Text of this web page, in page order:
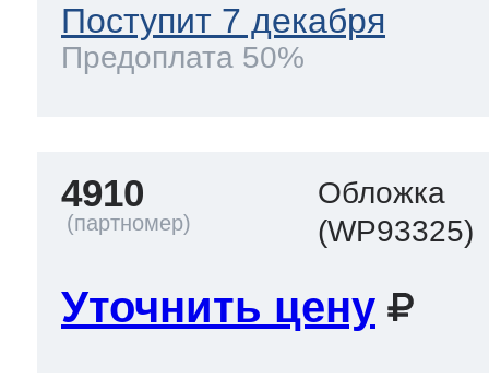
Поступит 7 декабря
Предоплата 50%
4910
Обложка
(WP93325)
Уточнить цену